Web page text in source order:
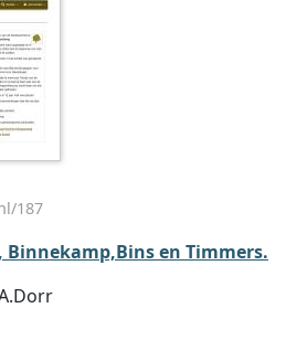
187
Binnekamp,Bins en Timmers.